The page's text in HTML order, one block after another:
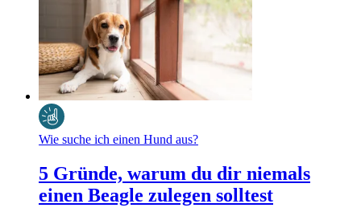
Wie suche ich einen Hund aus?
5 Gründe, warum du dir niemals
einen Beagle zulegen solltest